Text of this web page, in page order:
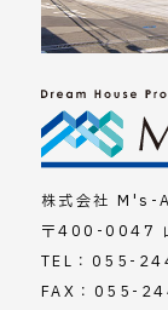
株式会社 M's-A
〒400-0047
TEL： 055-
FAX：055-